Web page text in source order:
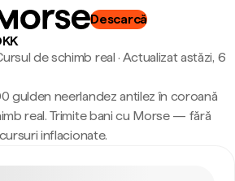
Descarcă
de schimb real · Actualizat astăzi, 6
gulden neerlandez antilez în coroană
real. Trimite bani cu Morse — fără
inflacionate.